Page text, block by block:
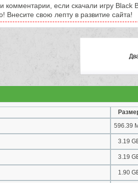
комментарии, если скачали игру Black
Внесите свою лепту в развитие сайта!
596.39
3.19
3.19
1.90